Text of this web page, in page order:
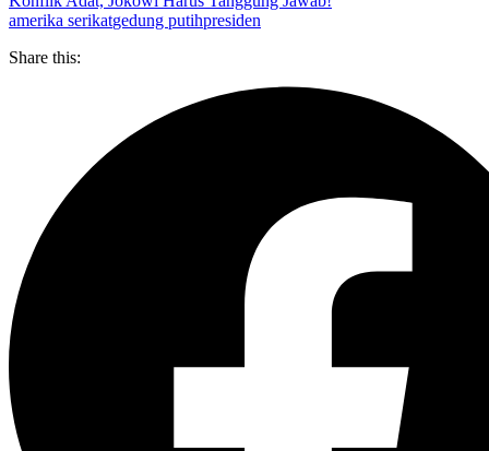
amerika serikatgedung putihpresiden
Share this: